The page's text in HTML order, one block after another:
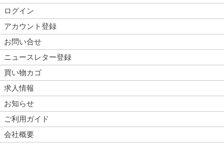
ログイン
アカウント登録
お問い合せ
ニュースレター登録
買い物カゴ
求人情報
お知らせ
ご利用ガイド
会社概要